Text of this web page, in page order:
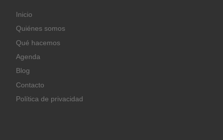
Inicio
Quiénes somos
Qué hacemos
Agenda
Blog
Contacto
Política de privacidad